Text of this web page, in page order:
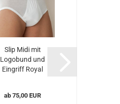
Slip Midi mit
Logobund und
Eingriff Royal
ab 75,00 EUR